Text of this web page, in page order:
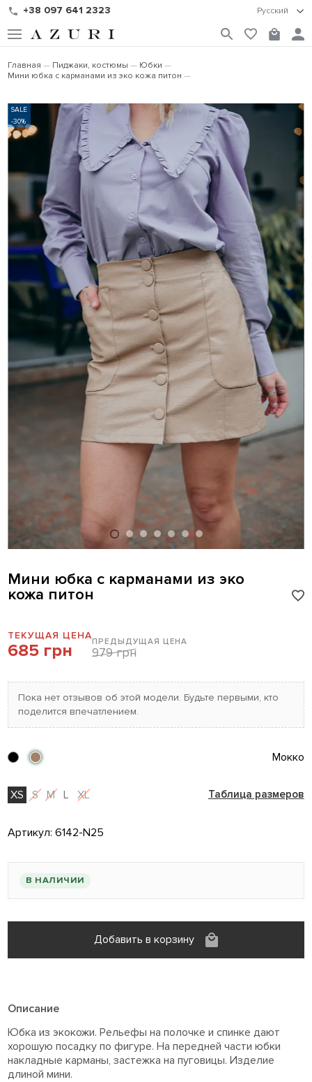
+38 097 641 2323 Русский
Главная Пиджаки, костюмы
Юбки
Мини юбка с карманами из эко кожа питон
Мини юбка с карманами из эко
кожа питон
ТЕКУЩАЯ ЦЕНА
685 грн ПРЕДЫДУЩАЯ ЦЕНА
979 грн
Пока нет отзывов об этой модели. Будьте первыми, кто
поделится впечатлением.
Мокко
XS S M L XL Таблица размеров
Артикул:6142-N25
В НАЛИЧИИ
Добавить в корзину
Описание
Юбка из экокожи. Рельефы на полочке и спинке дают
хорошую посадку по фигуре. На передней части юбки
накладные карманы, застежка на пуговицы. Изделие
длиной мини.